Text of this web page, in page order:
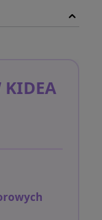
KIDEA